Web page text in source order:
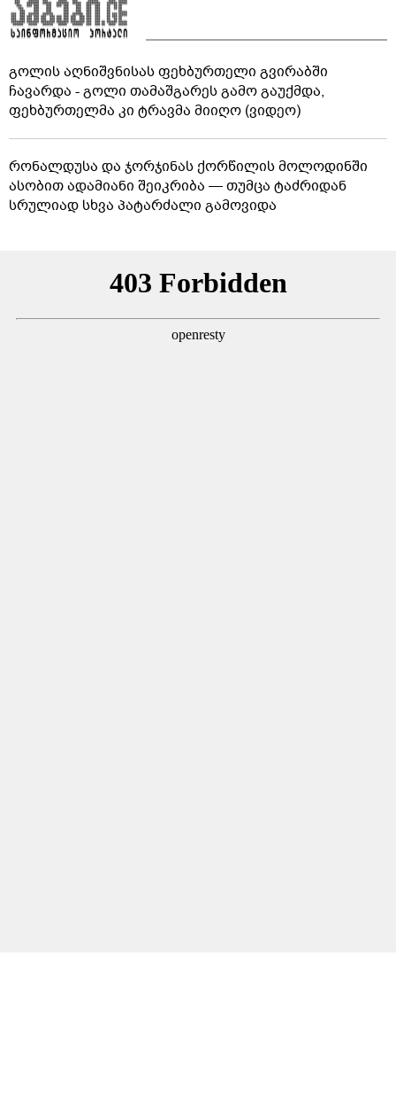
გოლის აღნიშვნისას ფეხბურთელი გვირაბში
ჩავარდა - გოლი თამაშგარეს გამო გაუქმდა,
ფეხბურთელმა კი ტრავმა მიიღო (ვიდეო)
რონალდუსა და ჯორჯინას ქორწილის მოლოდინში
ასობით ადამიანი შეიკრიბა — თუმცა ტაძრიდან
სრულიად სხვა პატარძალი გამოვიდა